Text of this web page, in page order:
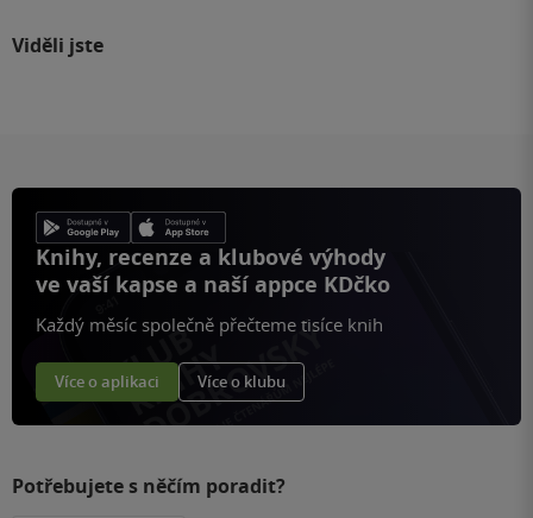
Viděli jste
Knihy, recenze a klubové výhody
ve vaší kapse a naší appce KDčko
Každý měsíc společně přečteme tisíce knih
Více o aplikaci Více o klubu
Potřebujete s něčím poradit?